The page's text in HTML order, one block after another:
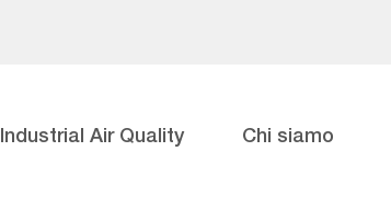
Industrial Air Quality Chi siamo